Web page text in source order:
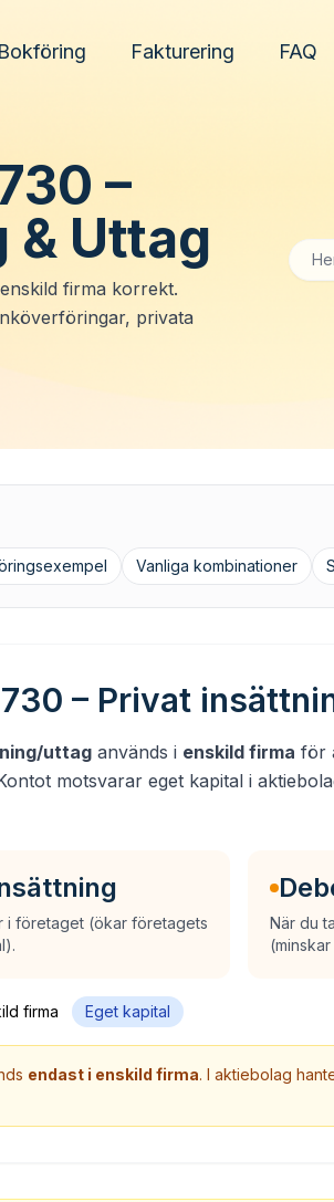
Bokföring Fakturering FAQ
–
Uttag
firma korrekt.
privata
Vanliga kombinationer
– Privat
uttag används i enskild firma för
motsvarar eget kapital i
i företaget (ökar företagets
När du
firma Eget kapital
endast i enskild firma. I aktiebolag